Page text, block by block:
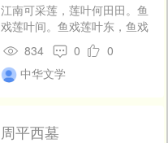
江南可采莲，莲叶何田田。鱼
戏莲叶间。鱼戏莲叶东，鱼戏
莲叶西，鱼戏莲叶南，鱼戏莲
叶北。834 0
0
中华文学
周平西墓